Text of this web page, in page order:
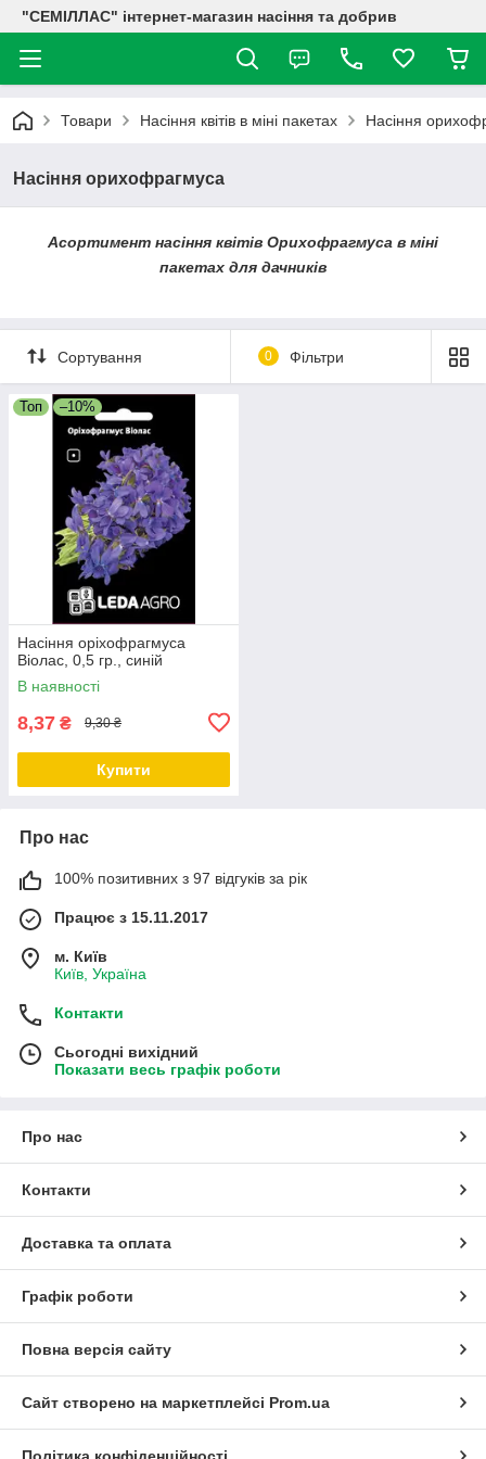
"СЕМІЛЛАС" інтернет-магазин насіння та добрив
Товари Насіння квітів в міні пакетах Насіння
Насіння орихофрагмуса
Асортимент насіння квітів Орихофрагмуса в міні
пакетах для дачників
Сортування 0 Фільтри
Топ –10%
Насіння оріхофрагмуса
Віолас, 0,5 гр., синій
В наявності
8,37 ₴ 9,30 ₴
Купити
Про нас
100% позитивних з 97 відгуків за рік
Працює з 15.11.2017
м. Київ
Київ, Україна
Контакти
Сьогодні вихідний
Показати весь графік роботи
Про нас
Контакти
Доставка та оплата
Графік роботи
Повна версія сайту
Сайт створено на маркетплейсі Prom.ua
Політика конфіденційності